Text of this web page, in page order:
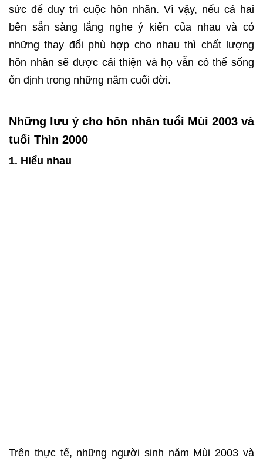
sức để duy trì cuộc hôn nhân. Vì vậy, nếu cả hai
bên sẵn sàng lắng nghe ý kiến ​​của nhau và có
những thay đổi phù hợp cho nhau thì chất lượng
hôn nhân sẽ được cải thiện và họ vẫn có thể sống
ổn định trong những năm cuối đời.
Những lưu ý cho hôn nhân tuổi Mùi 2003 và
tuổi Thìn 2000
1. Hiểu nhau
Trên thực tế, những người sinh năm Mùi 2003 và